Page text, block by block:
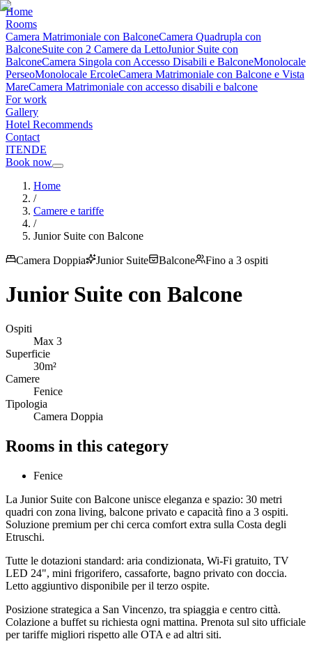
Home
Rooms
Camera Matrimoniale con BalconeCamera Quadrupla con
BalconeSuite con 2 Camere da LettoJunior Suite con
BalconeCamera Singola con Accesso Disabili e BalconeMonolocale
PerseoMonolocale ErcoleCamera Matrimoniale con Balcone e Vista
MareCamera Matrimoniale con accesso disabili e balcone
For work
Gallery
Hotel Recommends
Contact
ITENDE
Book now
Home
/
Camere e tariffe
/
Junior Suite con Balcone
Camera Doppia Junior Suite Balcone Fino a 3 ospiti
Junior Suite con Balcone
Ospiti
Max 3
Superficie
30m²
Camere
Fenice
Tipologia
Camera Doppia
Rooms in this category
Fenice
La Junior Suite con Balcone unisce eleganza e spazio: 30 metri
quadri con zona living, balcone privato e capacità fino a 3 ospiti.
Soluzione premium per chi cerca comfort extra sulla Costa degli
Etruschi.
Tutte le dotazioni standard: aria condizionata, Wi-Fi gratuito, TV
LED 24", mini frigorifero, cassaforte, bagno privato con doccia.
Letto aggiuntivo disponibile per il terzo ospite.
Posizione strategica a San Vincenzo, tra spiaggia e centro città.
Colazione a buffet su richiesta ogni mattina. Prenota sul sito ufficiale
per tariffe migliori rispetto alle OTA e ad altri siti.